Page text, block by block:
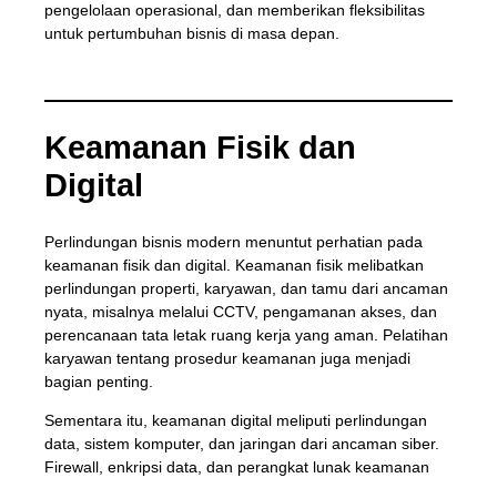
pengelolaan operasional, dan memberikan fleksibilitas
untuk pertumbuhan bisnis di masa depan.
Keamanan Fisik dan
Digital
Perlindungan bisnis modern menuntut perhatian pada
keamanan fisik dan digital. Keamanan fisik melibatkan
perlindungan properti, karyawan, dan tamu dari ancaman
nyata, misalnya melalui CCTV, pengamanan akses, dan
perencanaan tata letak ruang kerja yang aman. Pelatihan
karyawan tentang prosedur keamanan juga menjadi
bagian penting.
Sementara itu, keamanan digital meliputi perlindungan
data, sistem komputer, dan jaringan dari ancaman siber.
Firewall, enkripsi data, dan perangkat lunak keamanan